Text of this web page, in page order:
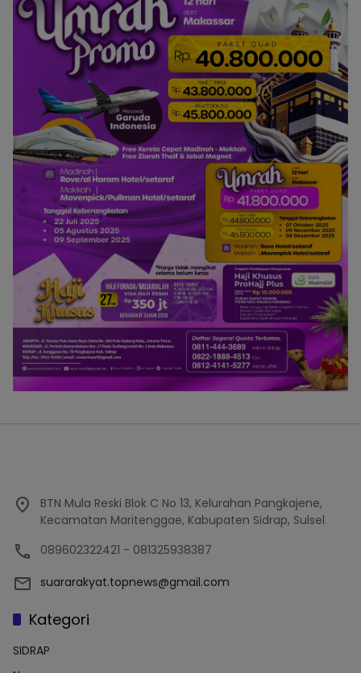
BTN Mula Reski Blok C No 13, Kelurahan Pangkajene,
Kecamatan Maritenggae, Kabupaten Sidrap, Sulsel
089602322421 - 081325938387
suararakyat.topnews@gmail.com
Kategori
SIDRAP